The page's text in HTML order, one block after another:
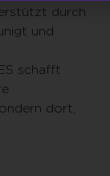
durch
und
schafft
dort,